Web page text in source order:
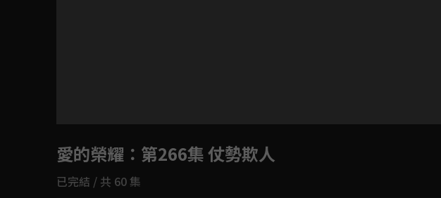
如有不便請見諒
愛的榮耀 ：第266集 仗勢欺人
已完結 / 共 60 集